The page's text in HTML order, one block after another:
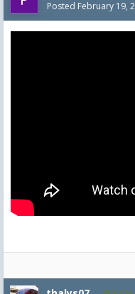
Posted February 19,